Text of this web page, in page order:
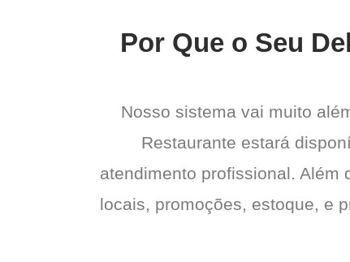
Por Que o Seu
Nosso sistema vai muito
Restaurante estará
atendimento profissional. Além
locais, promoções, estoque, e